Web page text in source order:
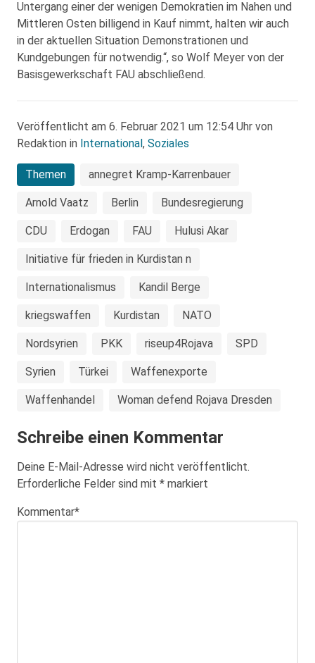
Untergang einer der wenigen Demokratien im Nahen und
Mittleren Osten billigend in Kauf nimmt, halten wir auch
in der aktuellen Situation Demonstrationen und
Kundgebungen für notwendig.“, so Wolf Meyer von der
Basisgewerkschaft FAU abschließend.
Veröffentlicht am 6. Februar 2021 um 12:54 Uhr von
Redaktion in International, Soziales
Themen annegret Kramp-Karrenbauer
Arnold Vaatz Berlin Bundesregierung
CDU Erdogan FAU Hulusi Akar
Initiative für frieden in Kurdistan n
Internationalismus Kandil Berge
kriegswaffen Kurdistan NATO
Nordsyrien PKK riseup4Rojava SPD
Syrien Türkei Waffenexporte
Waffenhandel Woman defend Rojava Dresden
Schreibe einen Kommentar
Deine E-Mail-Adresse wird nicht veröffentlicht.
Erforderliche Felder sind mit * markiert
Kommentar*